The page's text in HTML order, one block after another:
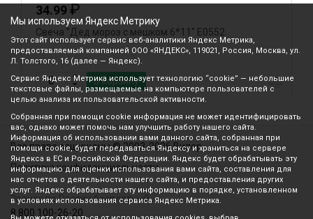
34.99₽
Свеча "Дед мороз с мешком 6*11" Е0552
В корзину
Все права защищены © 2003-2026 Вилор
Политика конфиденциальности
Звонок по России бесплатный
8 800 100-26-20
Мы используем Яндекс Метрику
Этот сайт использует сервис веб-аналитики Яндекс Метрика,
предоставляемый компанией ООО «ЯНДЕКС», 119021, Россия, Москва, ул.
Л. Толстого, 16 (далее — Яндекс).
Сервис Яндекс Метрика использует технологию “cookie” — небольшие
текстовые файлы, размещаемые на компьютере пользователей с
целью анализа их пользовательской активности.
Собранная при помощи cookie информация не может идентифицировать
вас, однако может помочь нам улучшить работу нашего сайта.
Информация об использовании вами данного сайта, собранная при
помощи cookie, будет передаваться Яндексу и храниться на сервере
Яндекса в ЕС и Российской Федерации. Яндекс будет обрабатывать эту
информацию для оценки использования вами сайта, составления для
нас отчетов о деятельности нашего сайта, и предоставления других
услуг. Яндекс обрабатывает эту информацию в порядке, установленном
в условиях использования сервиса Яндекс Метрика.